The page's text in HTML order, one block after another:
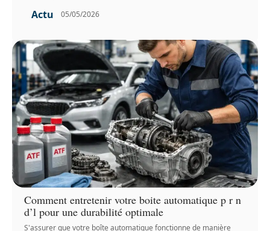
Actu 05/05/2026
Comment entretenir votre boite automatique p r n
d’l pour une durabilité optimale
S'assurer que votre boîte automatique fonctionne de manière